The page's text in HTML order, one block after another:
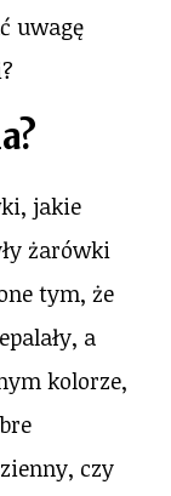
uwagę
jakie
żarówki
tym, że
a
kolorze,
czy